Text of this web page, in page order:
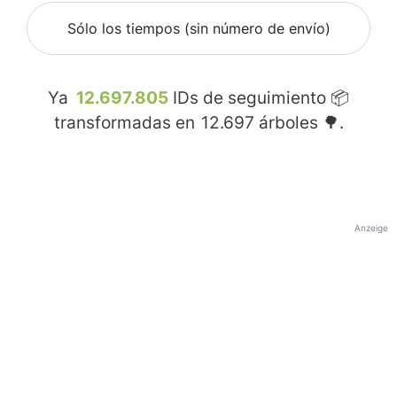
Sólo los tiempos (sin número de envío)
Ya 12.697.805 IDs de seguimiento 📦
transformadas en 12.697 árboles 🌳.
Anzeige